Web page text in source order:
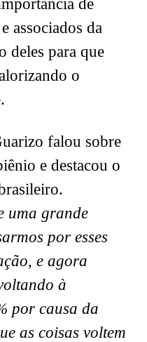
de
associados da
deles para que
o
falou sobre
e destacou o
uma grande
por esses
e agora
à
por causa da
as coisas voltem